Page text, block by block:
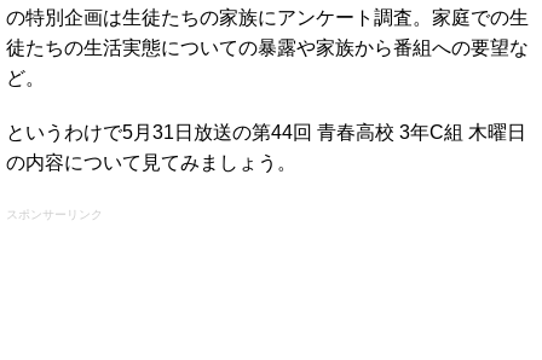
の特別企画は生徒たちの家族にアンケート調査。家庭での生
徒たちの生活実態についての暴露や家族から番組への要望な
ど。
というわけで5月31日放送の第44回 青春高校 3年C組 木曜日
の内容について見てみましょう。
スポンサーリンク